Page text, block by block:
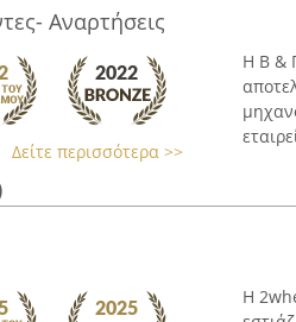
Αναρτήσεις
Δείτε περισσότερα >>
Η Β &
Η